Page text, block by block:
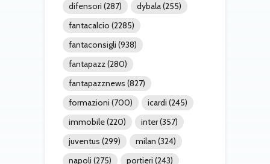
difensori (287) dybala(255)
fantacalcio (2285)
fantaconsigli (938)
fantapazz(280)
fantapazznews (827)
formazioni (700) icardi (245)
immobile(220) inter(357)
juventus (299) milan (324)
napoli (275) portieri (243)